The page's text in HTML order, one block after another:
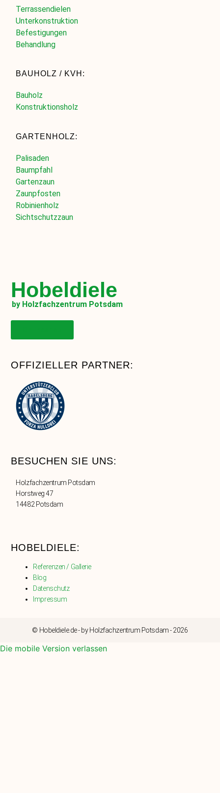
Terrassendielen
Unterkonstruktion
Befestigungen
Behandlung
BAUHOLZ / KVH:
Bauholz
Konstruktionsholz
GARTENHOLZ:
Palisaden
Baumpfahl
Gartenzaun
Zaunpfosten
Robinienholz
Sichtschutzzaun
Hobeldiele
by Holzfachzentrum Potsdam
OFFIZIELLER PARTNER:
BESUCHEN SIE UNS:
Holzfachzentrum Potsdam
Horstweg 47
14482 Potsdam
HOBELDIELE:
Referenzen / Gallerie
Blog
Datenschutz
Impressum
© Hobeldiele.de - by Holzfachzentrum Potsdam - 2026
Die mobile Version verlassen